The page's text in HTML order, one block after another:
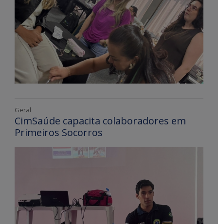
Geral
CimSaúde capacita colaboradores em
Primeiros Socorros